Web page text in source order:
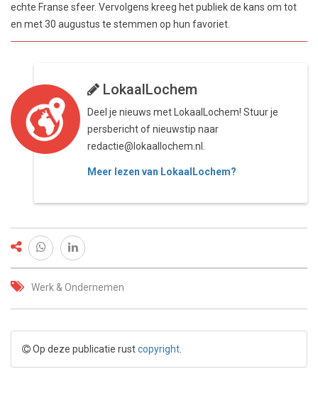
echte Franse sfeer. Vervolgens kreeg het publiek de kans om tot
en met 30 augustus te stemmen op hun favoriet.
LokaalLochem
Deel je nieuws met LokaalLochem! Stuur je
persbericht of nieuwstip naar
redactie@lokaallochem.nl.
Meer lezen van LokaalLochem?
Werk & Ondernemen
Op deze publicatie rustcopyright